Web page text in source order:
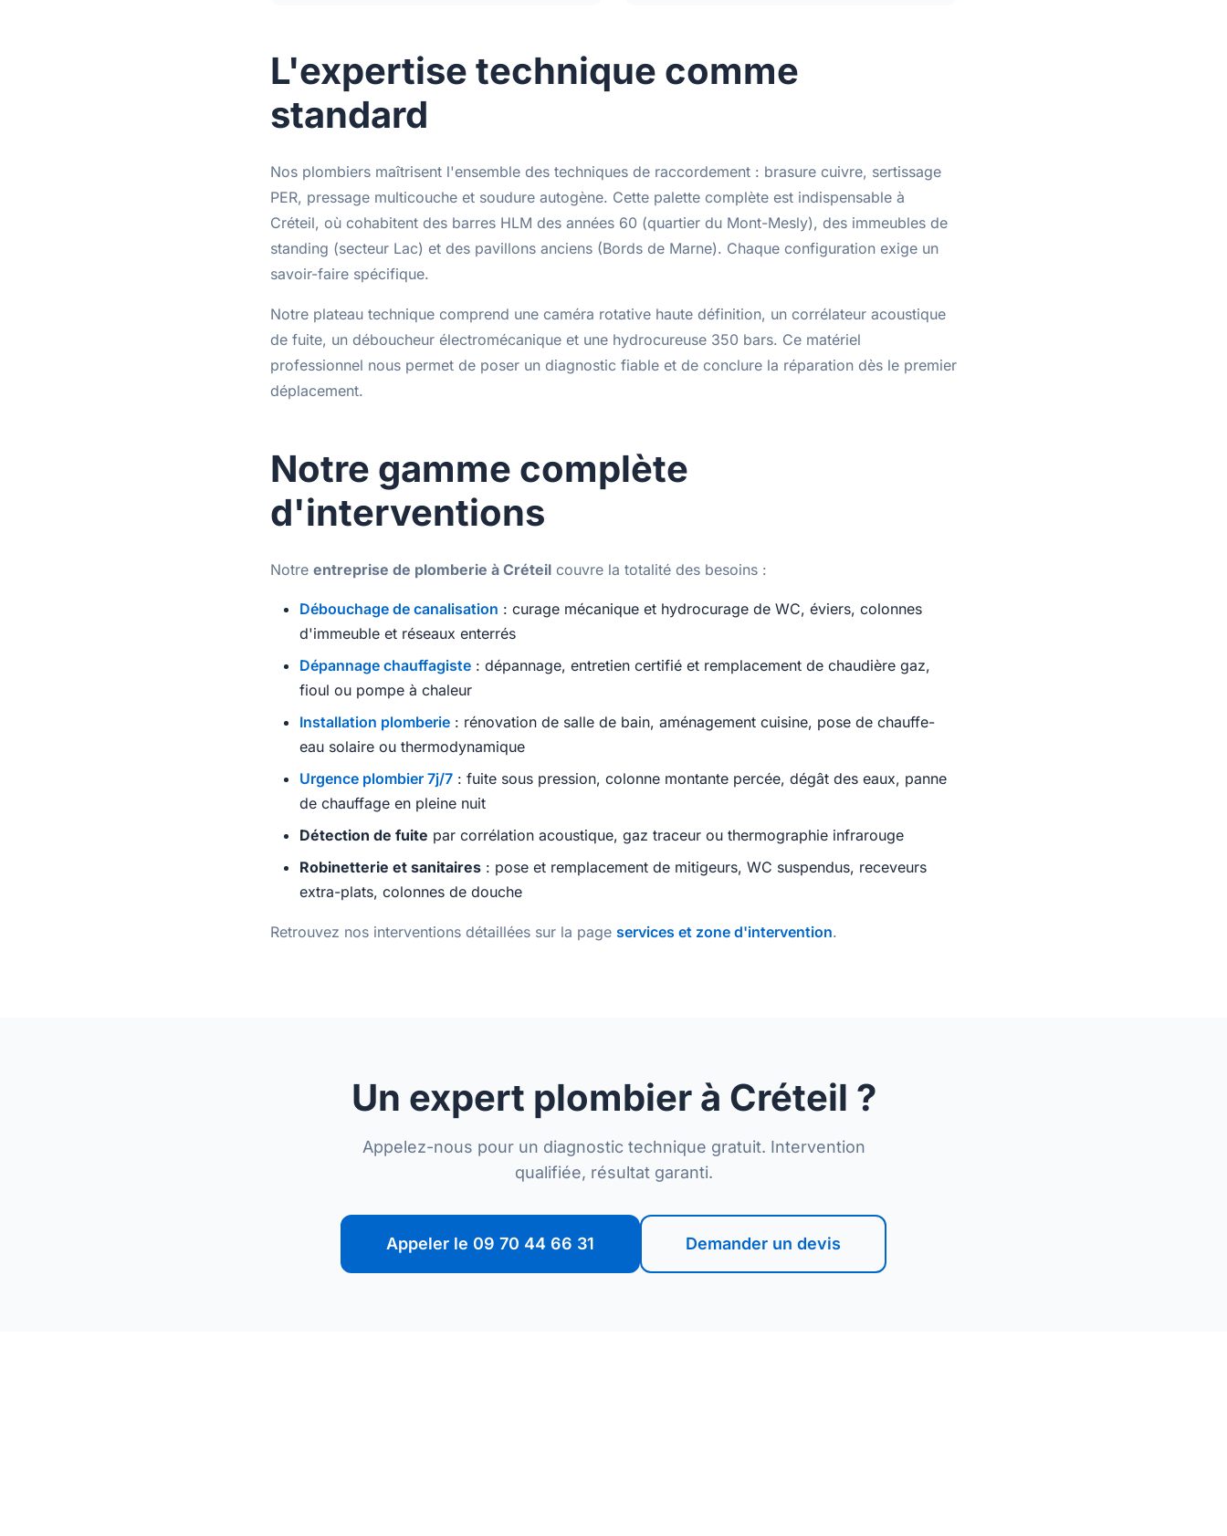
L'expertise technique comme
standard
Nos plombiers maîtrisent l'ensemble des techniques de raccordement : brasure cuivre, sertissage
PER, pressage multicouche et soudure autogène. Cette palette complète est indispensable à
Créteil, où cohabitent des barres HLM des années 60 (quartier du Mont-Mesly), des immeubles de
standing (secteur Lac) et des pavillons anciens (Bords de Marne). Chaque configuration exige un
savoir-faire spécifique.
Notre plateau technique comprend une caméra rotative haute définition, un corrélateur acoustique
de fuite, un déboucheur électromécanique et une hydrocureuse 350 bars. Ce matériel
professionnel nous permet de poser un diagnostic fiable et de conclure la réparation dès le premier
déplacement.
Notre gamme complète
d'interventions
Notre entreprise de plomberie à Créteil couvre la totalité des besoins :
Débouchage de canalisation : curage mécanique et hydrocurage de WC, éviers, colonnes
d'immeuble et réseaux enterrés
Dépannage chauffagiste : dépannage, entretien certifié et remplacement de chaudière gaz,
fioul ou pompe à chaleur
Installation plomberie : rénovation de salle de bain, aménagement cuisine, pose de chauffe-
eau solaire ou thermodynamique
Urgence plombier 7j/7 : fuite sous pression, colonne montante percée, dégât des eaux, panne
de chauffage en pleine nuit
Détection de fuite par corrélation acoustique, gaz traceur ou thermographie infrarouge
Robinetterie et sanitaires : pose et remplacement de mitigeurs, WC suspendus, receveurs
extra-plats, colonnes de douche
Retrouvez nos interventions détaillées sur la page services et zone d'intervention.
Un expert plombier à Créteil ?
Appelez-nous pour un diagnostic technique gratuit. Intervention
qualifiée, résultat garanti.
Appeler le 09 70 44 66 31 Demander un devis